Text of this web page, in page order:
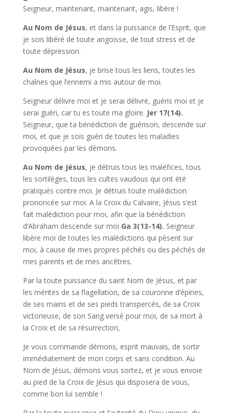
Seigneur, maintenant, maintenant, agis, libère !
Au Nom de Jésus, et dans la puissance de l’Esprit, que
je sois libéré de toute angoisse, de tout stress et de
toute dépression.
Au Nom de Jésus, je brise tous les liens, toutes les
chaînes que l’ennemi a mis autour de moi.
Seigneur délivre moi et je serai délivré, guéris moi et je
serai guéri, car tu es toute ma gloire. Jer 17(14).
Seigneur, que ta bénédiction de guérison, descende sur
moi, et que je sois guéri de toutes les maladies
provoquées par les démons.
Au Nom de Jésus, je détruis tous les maléfices, tous
les sortilèges, tous les cultes vaudous qui ont été
pratiqués contre moi. Je détruis toute malédiction
prononcée sur moi. A la Croix du Calvaire, Jésus s’est
fait malédiction pour moi, afin que la bénédiction
d’Abraham descende sur moi Ga 3(13-14). Seigneur
libère moi de toutes les malédictions qui pèsent sur
moi, à cause de mes propres péchés ou des péchés de
mes parents et de mes ancêtres.
Par la toute puissance du saint Nom de Jésus, et par
les mérites de sa flagellation, de sa couronne d’épines,
de ses mains et de ses pieds transpercés, de sa Croix
victorieuse, de son Sang versé pour moi, de sa mort à
la Croix et de sa résurrection,
Je vous commande démons, esprit mauvais, de sortir
immédiatement de mon corps et sans condition. Au
Nom de Jésus, démons vous sortez, et je vous envoie
au pied de la Croix de Jésus qui disposera de vous,
comme bon lui semble !